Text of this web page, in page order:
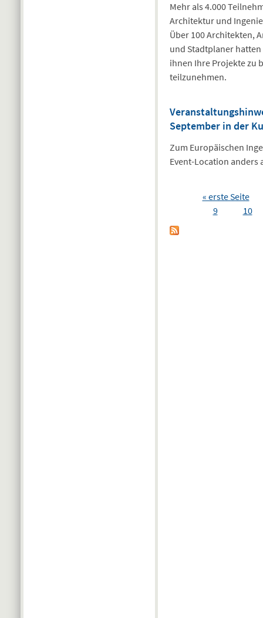
Mehr als 4.000
Architektur und
Über 100 Architekten,
und Stadtplaner
ihnen Ihre Projekte zu
teilzunehmen.
September in der
Zum Europäischen
Event-Location anders
« erste Seite
9
10